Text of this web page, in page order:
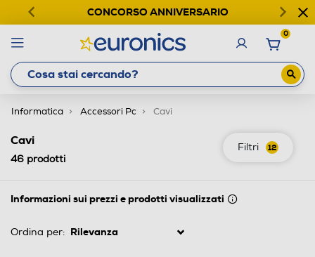
CONCORSO ANNIVERSARIO
0
Informatica Accessori Pc Cavi
Filtri 12
Cavi
46 prodotti
Informazioni sui prezzi e prodotti visualizzati
Ordina per: